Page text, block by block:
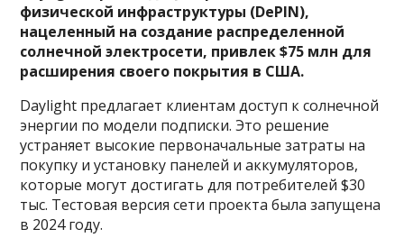
физической инфраструктуры (DePIN),
нацеленный на создание распределенной
солнечной электросети, привлек $75 млн для
расширения своего покрытия в США.
Daylight предлагает клиентам доступ к солнечной
энергии по модели подписки. Это решение
устраняет высокие первоначальные затраты на
покупку и установку панелей и аккумуляторов,
которые могут достигать для потребителей $30
тыс. Тестовая версия сети проекта была запущена
в 2024 году.